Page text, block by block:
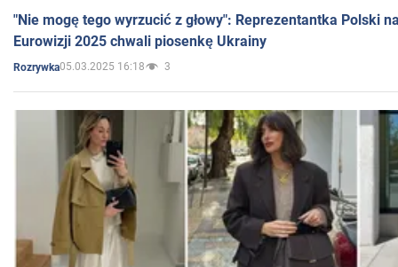
"Nie mogę tego wyrzucić z głowy": Reprezentantka Polski
Eurowizji 2025 chwali piosenkę Ukrainy
Rozrywka05.03.2025 16:18 3